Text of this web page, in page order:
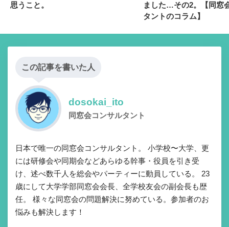
思うこと。
ました…その2。【同窓
タントのコラム】
この記事を書いた人
dosokai_ito
同窓会コンサルタント
日本で唯一の同窓会コンサルタント。 小学校〜大学、更
には研修会や同期会などあらゆる幹事・役員を引き受
け、述べ数千人を総会やパーティーに動員している。 23
歳にして大学学部同窓会会長、全学校友会の副会長も歴
任。 様々な同窓会の問題解決に努めている。参加者のお
悩みも解決します！